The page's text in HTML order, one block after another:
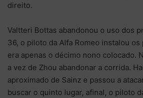
direito.
Valtteri Bottas abandonou o uso dos
36, o piloto da Alfa Romeo instalou os
era apenas o décimo nono colocado.
a vez de Zhou abandonar a corrida.
aproximado de Sainz e passou a
buscar o quinto lugar, afinal, o piloto